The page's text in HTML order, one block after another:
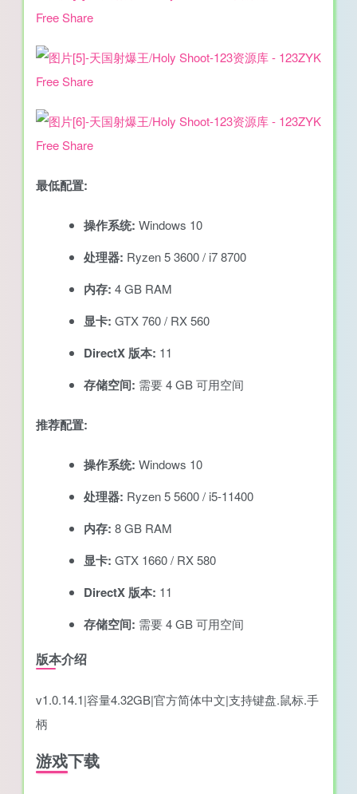
最低配置:
操作系统: Windows 10
处理器: Ryzen 5 3600 / i7 8700
内存: 4 GB RAM
显卡: GTX 760 / RX 560
DirectX 版本: 11
存储空间: 需要 4 GB 可用空间
推荐配置:
操作系统: Windows 10
处理器: Ryzen 5 5600 / i5-11400
内存: 8 GB RAM
显卡: GTX 1660 / RX 580
DirectX 版本: 11
存储空间: 需要 4 GB 可用空间
版本介绍
v1.0.14.1|容量4.32GB|官方简体中文|支持键盘.鼠标.手
柄
游戏下载